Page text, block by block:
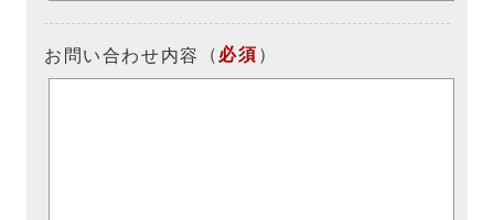
お問い合わせ内容 （ 必須 ）